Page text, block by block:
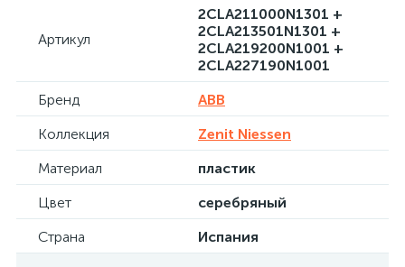
Артикул
2CLA211000N1301 +
2CLA213501N1301 +
2CLA219200N1001 +
2CLA227190N1001
Бренд
ABB
Коллекция
Zenit Niessen
Материал
пластик
Цвет
серебряный
Страна
Испания